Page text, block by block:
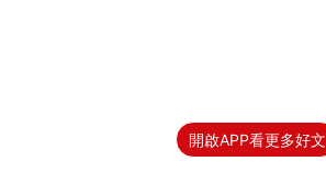
開啟APP看更多好文